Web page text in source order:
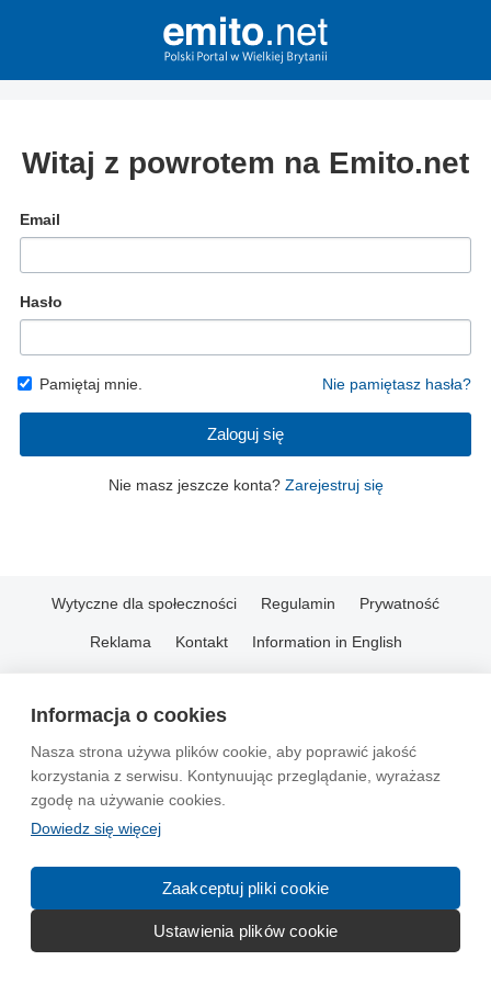
Informacja o cookies
Nasza strona używa plików cookie, aby poprawić jakość
korzystania z serwisu. Kontynuując przeglądanie, wyrażasz
zgodę na używanie cookies.
Dowiedz się więcej
Zaakceptuj pliki cookie
Ustawienia plików cookie
Witaj z powrotem na Emito.net
Email
Hasło
Pamiętaj mnie. Nie pamiętasz hasła?
Zaloguj się
Nie masz jeszcze konta? Zarejestruj się
Wytyczne dla społeczności Regulamin Prywatność
Reklama Kontakt Information in English